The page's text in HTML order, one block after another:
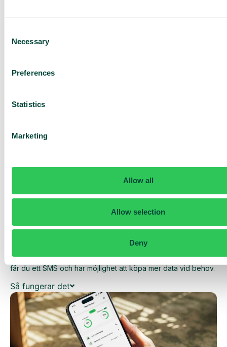
Selection
Necessary
Preferences
Statistics
Marketing
Allow all
Allow selection
Deny
Har du frågor? Vi har svaren
Hur vet jag om jag har Telavox Mobile eller
Med Daily Cost Control kan du som kund hålla bättre koll på
dina dagliga kostnader när du surfar utanför EU/EES.
Den dagliga begränsningen har en viss mängd data till ett
förutbestämt maxpris. När du har förbrukat den datamängden
får du ett SMS och har möjlighet att köpa mer data vid behov.
Så fungerar det